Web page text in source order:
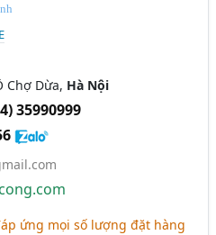
Chợ Dừa, Hà Nội
35990999
ứng mọi số lượng đặt hàng